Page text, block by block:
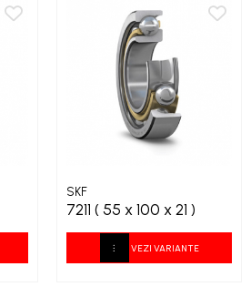
SKF
7211 ( 55 x 100 x 21 )
VEZI VARIANTE